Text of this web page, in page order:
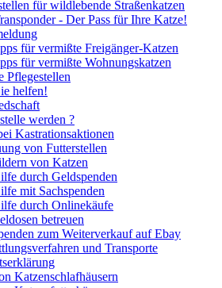
für wildlebende Straßenkatzen
- Der Pass für Ihre Katze!
für vermißte Freigänger-Katzen
für vermißte Wohnungskatzen
Pflegestellen
helfen!
werden ?
Kastrationsaktionen
von Futterstellen
von Katzen
durch Geldspenden
mit Sachspenden
durch Onlinekäufe
betreuen
zum Weiterverkauf auf Ebay
und Transporte
Katzenschlafhäusern